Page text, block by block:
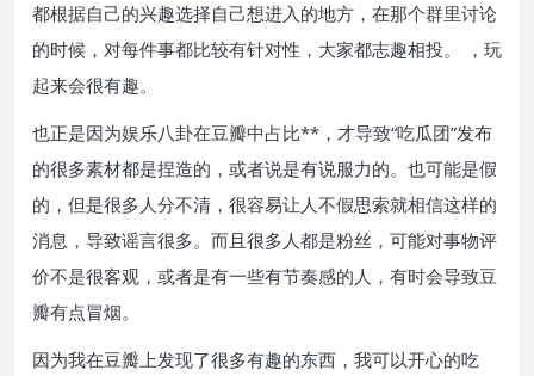
都根据自己的兴趣选择自己想进入的地方，在那个群里讨论
的时候，对每件事都比较有针对性，大家都志趣相投。 ，玩
起来会很有趣。
也正是因为娱乐八卦在豆瓣中占比**，才导致“吃瓜团”发布
的很多素材都是捏造的，或者说是有说服力的。也可能是假
的，但是很多人分不清，很容易让人不假思索就相信这样的
消息，导致谣言很多。而且很多人都是粉丝，可能对事物评
价不是很客观，或者是有一些有节奏感的人，有时会导致豆
瓣有点冒烟。
因为我在豆瓣上发现了很多有趣的东西，我可以开心的吃